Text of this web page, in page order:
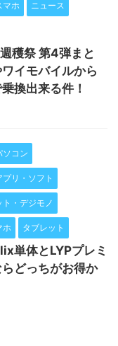
マホ ニュース
穫祭 第4弾まと
イモバイルから
換出来る件！
ソコン
プリ・ソフト
ト・デジモノ
ホ タブレット
単体とLYPプレミ
どっちがお得か